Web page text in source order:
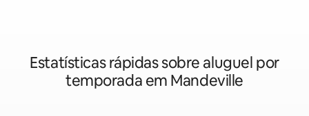
Estatísticas rápidas sobre aluguel por
temporada em Mandeville